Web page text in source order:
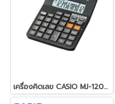
เครื่องคิดเลข CASIO MJ-120D PLUS